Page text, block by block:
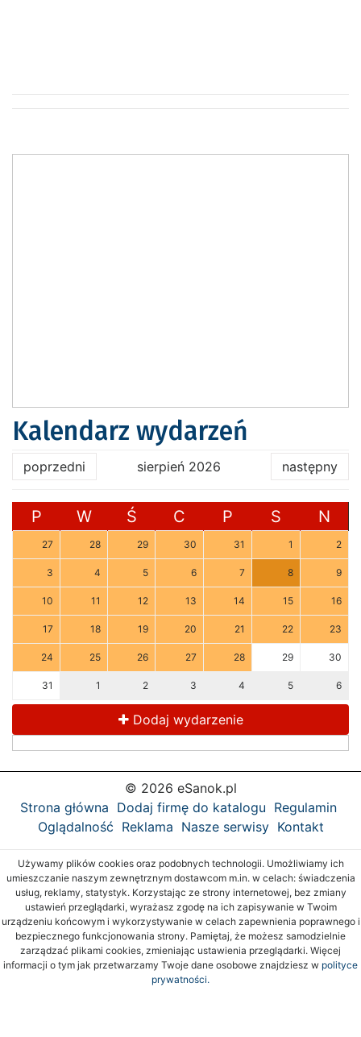
Kalendarz wydarzeń
poprzedni sierpień 2026 następny
P W Ś C P S N
27 28 29 30 31 1 2
3 4 5 6 7 8 9
10 11 12 13 14 15 16
17 18 19 20 21 22 23
24 25 26 27 28 29 30
31 1 2 3 4 5 6
Dodaj wydarzenie
© 2026 eSanok.pl
Strona główna Dodaj firmę do katalogu Regulamin
Oglądalność Reklama Nasze serwisy Kontakt
Używamy plików cookies oraz podobnych technologii. Umożliwiamy ich
umieszczanie naszym zewnętrznym dostawcom m.in. w celach: świadczenia
usług, reklamy, statystyk. Korzystając ze strony internetowej, bez zmiany
ustawień przeglądarki, wyrażasz zgodę na ich zapisywanie w Twoim
urządzeniu końcowym i wykorzystywanie w celach zapewnienia poprawnego i
bezpiecznego funkcjonowania strony. Pamiętaj, że możesz samodzielnie
zarządzać plikami cookies, zmieniając ustawienia przeglądarki. Więcej
informacji o tym jak przetwarzamy Twoje dane osobowe znajdziesz w polityce
prywatności.